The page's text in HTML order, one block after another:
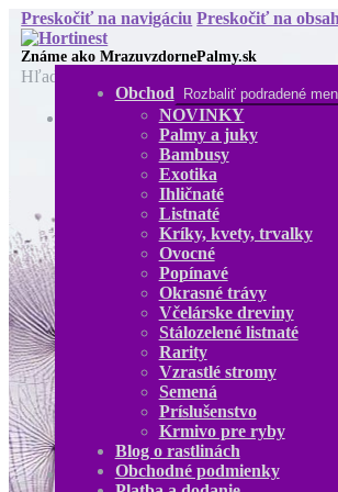
Preskočiť na navigáciu Preskočiť na obsah
Hľadať:
NOVINKY
Palmy a juky
Bambusy
Exotika
Ihličnaté
Listnaté
Kríky, kvety, trvalky
Ovocné
Popínavé
Okrasné trávy
Včelárske dreviny
Stálozelené listnaté
Rarity
Vzrastlé stromy
Semená
Príslušenstvo
Krmivo pre ryby
Blog o rastlinách
Obchod Rozbaliť podradené
NOVINKY
Palmy a juky
Bambusy
Exotika
Ihličnaté
Listnaté
Kríky, kvety, trvalky
Ovocné
Popínavé
Okrasné trávy
Včelárske dreviny
Stálozelené listnaté
Rarity
Vzrastlé stromy
Semená
Príslušenstvo
Krmivo pre ryby
Blog o rastlinách
Obchodné podmienky